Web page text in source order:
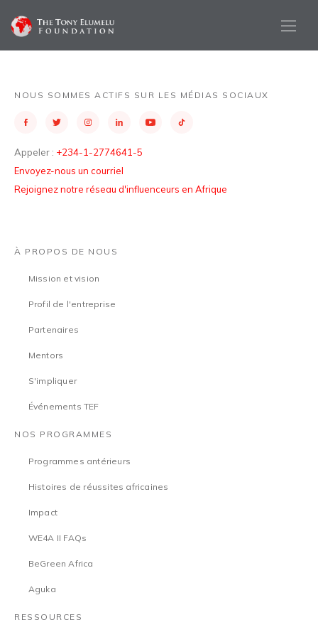
NOUS SOMMES ACTIFS SUR LES MÉDIAS SOCIAUX
Appeler : +234-1-2774641-5
Envoyez-nous un courriel
Rejoignez notre réseau d'influenceurs en Afrique
À PROPOS DE NOUS
Mission et vision
Profil de l'entreprise
Partenaires
Mentors
S'impliquer
Événements TEF
NOS PROGRAMMES
Programmes antérieurs
Histoires de réussites africaines
Impact
WE4A II FAQs
BeGreen Africa
Aguka
RESSOURCES